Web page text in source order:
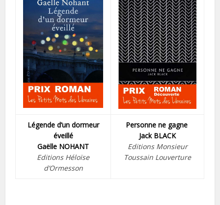
Légende d’un dormeur
éveillé
Gaëlle NOHANT
Editions Héloïse
d’Ormesson
Personne ne gagne
Jack BLACK
Editions Monsieur
Toussain Louverture